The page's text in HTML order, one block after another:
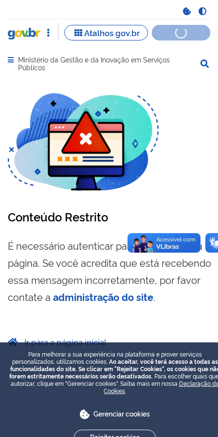
Abrir menu principal de navegação
Ministério da Gestão e da Inovação em Serviços
Públicos
Conteúdo Restrito
É necessário autenticar para visualizar essa
página. Se você acredita que está recebendo
essa mensagem incorretamente, por favor
contate a administração do site.
Ir para a página inicial
Para melhorar a sua experiência na plataforma e prover serviços
personalizados, utilizamos cookies. Ao aceitar, você terá acesso a todas as
funcionalidades do site. Se clicar em "Rejeitar Cookies", os cookies que
forem estritamente necessários serão desativados. Para escolher quais
autorizar, clique em "Gerenciar cookies". Saiba mais em nossa Declaração
Cookies
Gerenciar cookies